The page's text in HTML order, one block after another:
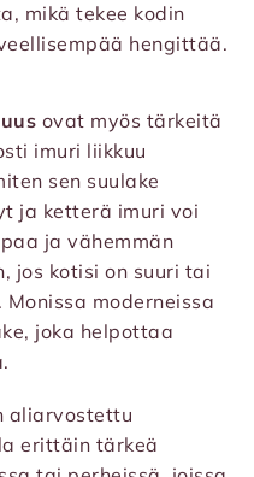
mikä tekee kodin
hengittää.
ovat myös tärkeitä
imuri liikkuu
sen suulake
ja ketterä imuri voi
ja vähemmän
jos kotisi on suuri tai
moderneissa
joka helpottaa
aliarvostettu
erittäin tärkeä